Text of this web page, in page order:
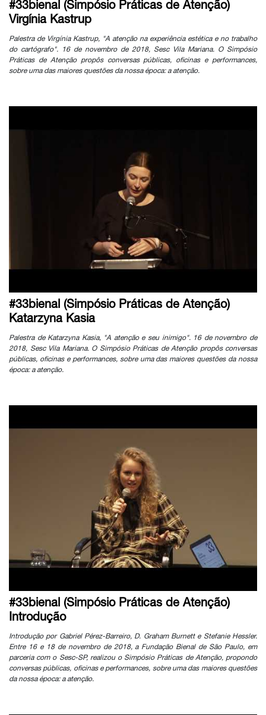
#33bienal (Simpósio Práticas de Atenção)
Virgínia Kastrup
Palestra de Virgínia Kastrup, "A atenção na experiência estética e no trabalho
do cartógrafo". 16 de novembro de 2018, Sesc Vila Mariana. O Simpósio
Práticas de Atenção propôs conversas públicas, oficinas e performances,
sobre uma das maiores questões da nossa época: a atenção.
#33bienal (Simpósio Práticas de Atenção)
Katarzyna Kasia
Palestra de Katarzyna Kasia, "A atenção e seu inimigo". 16 de novembro de
2018, Sesc Vila Mariana. O Simpósio Práticas de Atenção propôs conversas
públicas, oficinas e performances, sobre uma das maiores questões da nossa
época: a atenção.
#33bienal (Simpósio Práticas de Atenção)
Introdução
Introdução por Gabriel Pérez-Barreiro, D. Graham Burnett e Stefanie Hessler.
Entre 16 e 18 de novembro de 2018, a Fundação Bienal de São Paulo, em
parceria com o Sesc-SP, realizou o Simpósio Práticas de Atenção, propondo
conversas públicas, oficinas e performances, sobre uma das maiores questões
da nossa época: a atenção.